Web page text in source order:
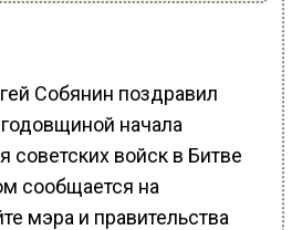
Собянин поздравил
начала
советских войск в Битве
сообщается на
мэра и правительства